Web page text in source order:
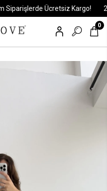
Ücretsiz Kargo!
0